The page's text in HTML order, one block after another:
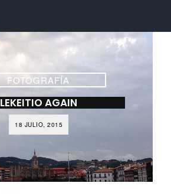
Profesor
Chillón
FOTOGRAFÍA
LEKEITIO AGAIN
18 JULIO, 2015